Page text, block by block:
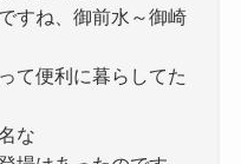
すね、御前水～御崎
て便利に暮らしてた
な